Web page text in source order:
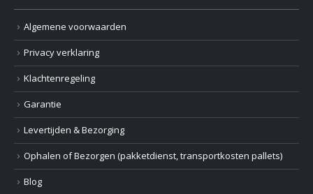
Algemene voorwaarden
Privacy verklaring
Klachtenregeling
Garantie
Levertijden & Bezorging
Ophalen of Bezorgen (pakketdienst, transportkosten pallets)
Blog